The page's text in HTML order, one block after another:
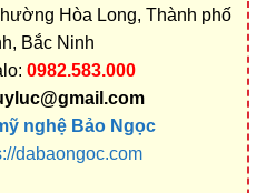
Hòa Long, Thành phố
Bắc Ninh
0982.583.000
nghệ Bảo Ngọc
dabaongoc.com